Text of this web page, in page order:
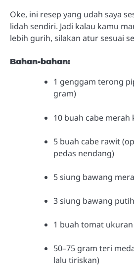
Oke, ini resep yang udah saya
lidah sendiri. Jadi kalau kamu
lebih gurih, silakan atur sesuai
Bahan-bahan:
1 genggam terong
gram)
10 buah cabe merah
5 buah cabe rawit
pedas nendang)
5 siung bawang
3 siung bawang putih
1 buah tomat
50–75 gram teri
lalu tiriskan)